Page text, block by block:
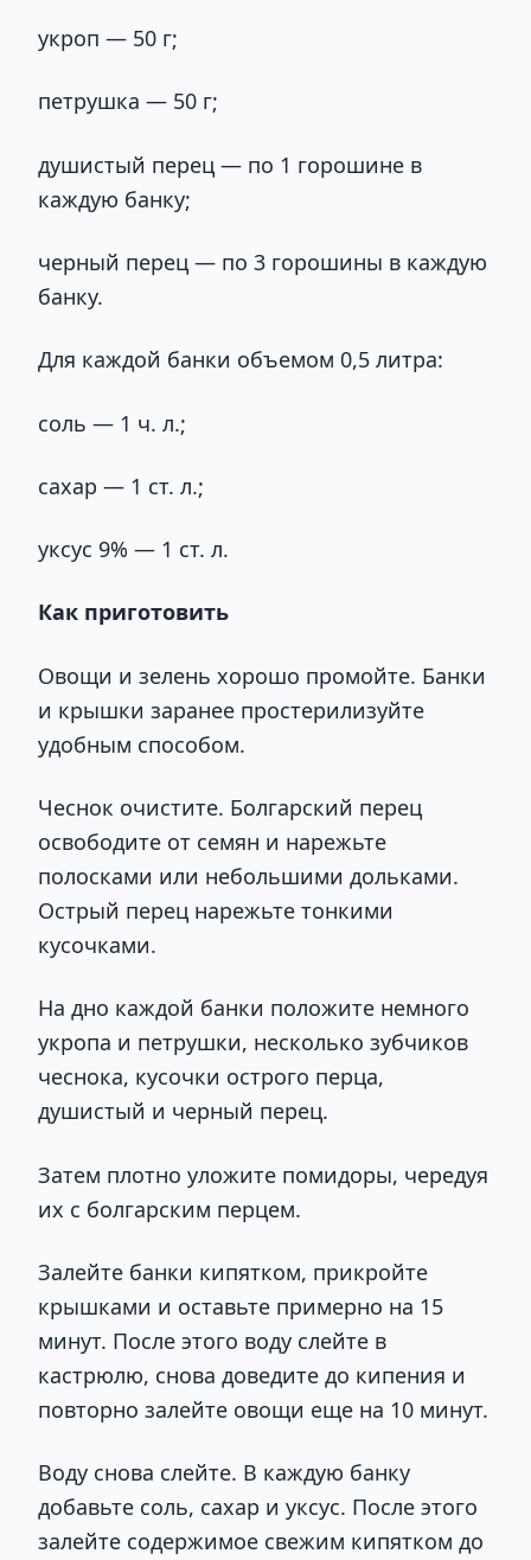
укроп — 50 г;
петрушка — 50 г;
душистый перец — по 1 горошине в
каждую банку;
черный перец — по 3 горошины в каждую
банку.
Для каждой банки объемом 0,5 литра:
соль — 1 ч. л.;
сахар — 1 ст. л.;
уксус 9% — 1 ст. л.
Как приготовить
Овощи и зелень хорошо промойте. Банки
и крышки заранее простерилизуйте
удобным способом.
Чеснок очистите. Болгарский перец
освободите от семян и нарежьте
полосками или небольшими дольками.
Острый перец нарежьте тонкими
кусочками.
На дно каждой банки положите немного
укропа и петрушки, несколько зубчиков
чеснока, кусочки острого перца,
душистый и черный перец.
Затем плотно уложите помидоры, чередуя
их с болгарским перцем.
Залейте банки кипятком, прикройте
крышками и оставьте примерно на 15
минут. После этого воду слейте в
кастрюлю, снова доведите до кипения и
повторно залейте овощи еще на 10 минут.
Воду снова слейте. В каждую банку
добавьте соль, сахар и уксус. После этого
залейте содержимое свежим кипятком до